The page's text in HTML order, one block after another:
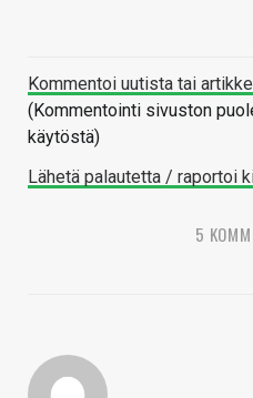
Kommentoi uutista tai
(Kommentointi sivuston
käytöstä)
Lähetä palautetta / raportoi
5